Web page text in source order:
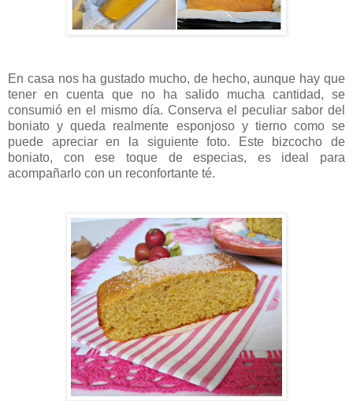
En casa nos ha gustado mucho, de hecho, aunque hay que
tener en cuenta que no ha salido mucha cantidad, se
consumió en el mismo día. Conserva el peculiar sabor del
boniato y queda realmente esponjoso y tierno como se
puede apreciar en la siguiente foto. Este bizcocho de
boniato, con ese toque de especias, es ideal para
acompañarlo con un reconfortante té.